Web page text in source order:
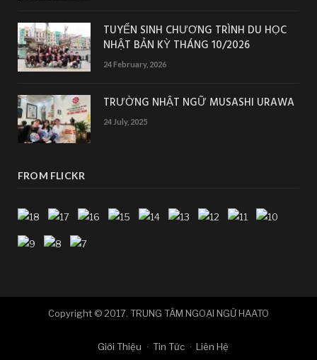
TUYỂN SINH CHƯƠNG TRÌNH DU HỌC
NHẬT BẢN KỲ THÁNG 10/2026
24 February, 2026
TRƯỜNG NHẬT NGỮ MUSASHI URAWA
24 July, 2025
FROM FLICKR
Copyright © 2017. TRUNG TÂM NGOẠI NGỮ HAATO
Giới Thiệu Tin Tức Liên Hệ